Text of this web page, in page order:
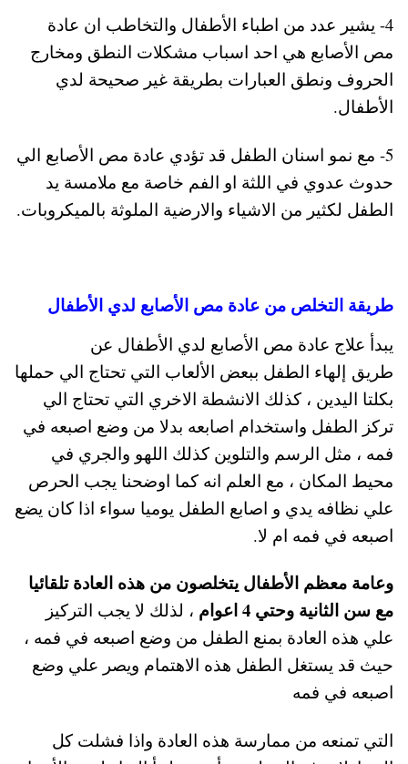
4- يشير عدد من اطباء الأطفال والتخاطب ان عادة
مص الأصابع هي احد اسباب مشكلات النطق ومخارج
الحروف ونطق العبارات بطريقة غير صحيحة لدي
الأطفال.
5- مع نمو اسنان الطفل قد تؤدي عادة مص الأصابع الي
حدوث عدوي في اللثة او الفم خاصة مع ملامسة يد
الطفل لكثير من الاشياء والارضية الملوثة بالميكروبات.
طريقة التخلص من عادة مص الأصابع لدي الأطفال
يبدأ علاج عادة مص الأصابع لدي الأطفال عن
طريق إلهاء الطفل ببعض الألعاب التي تحتاج الي حملها
بكلتا اليدين ، كذلك الانشطة الاخري التي تحتاج الي
تركز الطفل واستخدام اصابعه بدلا من وضع اصبعه في
فمه ، مثل الرسم والتلوين كذلك اللهو والجري في
محيط المكان ، مع العلم انه كما اوضحنا يجب الحرص
علي نظافه يدي و اصابع الطفل يوميا سواء اذا كان يضع
اصبعه في فمه ام لا.
وعامة معظم الأطفال يتخلصون من هذه العادة تلقائيا
مع سن الثانية وحتي 4 اعوام
، لذلك لا يجب التركيز
علي هذه العادة بمنع الطفل من وضع اصبعه في فمه ،
حيث قد يستغل الطفل هذه الاهتمام ويصر علي وضع
اصبعه في فمه
التي تمنعه من ممارسة هذه العادة واذا فشلت كل